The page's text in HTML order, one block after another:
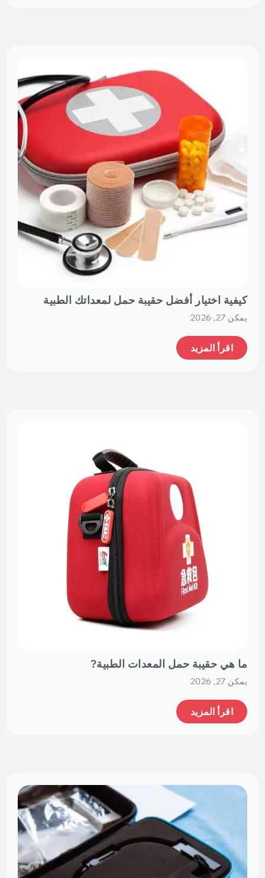
كيفية اختيار أفضل حقيبة حمل لمعداتك الطبية
يمكن 27, 2026
اقرأ المزيد
ما هي حقيبة حمل المعدات الطبية?
يمكن 27, 2026
اقرأ المزيد